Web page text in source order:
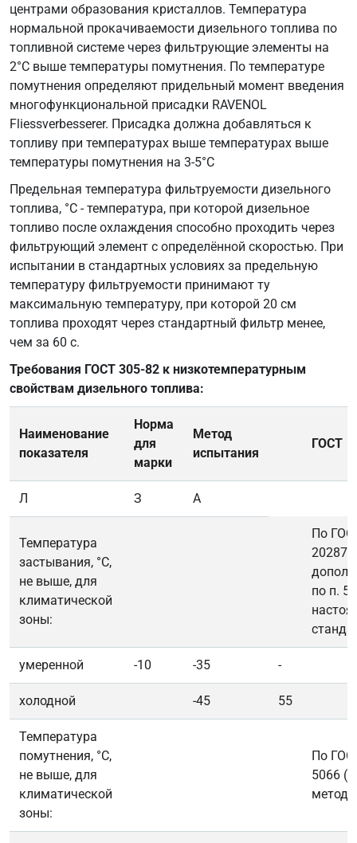
центрами образования кристаллов. Температура
нормальной прокачиваемости дизельного топлива по
топливной системе через фильтрующие элементы на
2°C выше температуры помутнения. По температуре
помутнения определяют придельный момент введения
многофункциональной присадки RAVENOL
Fliessverbesserer. Присадка должна добавляться к
топливу при температурах выше температурах выше
температуры помутнения на 3-5°C
Предельная температура фильтруемости дизельного
топлива, °C - температура, при которой дизельное
топливо после охлаждения способно проходить через
фильтрующий элемент с определённой скоростью. При
испытании в стандартных условиях за предельную
температуру фильтруемости принимают ту
максимальную температуру, при которой 20 см
топлива проходят через стандартный фильтр менее,
чем за 60 с.
Требования ГОСТ 305-82 к низкотемпературным
свойствам дизельного топлива:
Наименование
показателя
Норма
для
марки
Метод
испытания
ГОСТ
Л З А
Температура
застывания, °С,
не выше, для
климатической
зоны:
По
20287 с
по п.
умеренной -10 -35 -
холодной -45 55
Температура
помутнения, °С,
не выше, для
климатической
зоны:
По
5066
метод)